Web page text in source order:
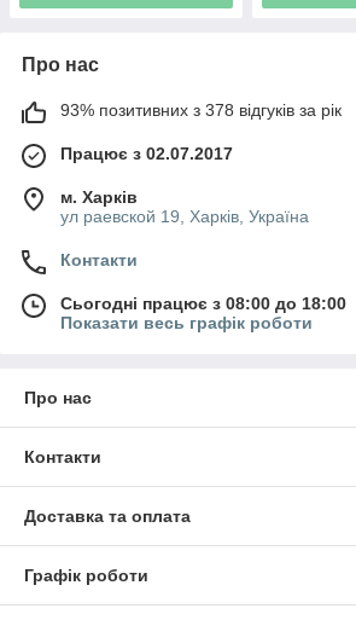
Про нас
93% позитивних з 378 відгуків за рік
Працює з 02.07.2017
м. Харків
ул раевской 19, Харків, Україна
Контакти
Сьогодні працює з 08:00 до 18:00
Показати весь графік роботи
Про нас
Контакти
Доставка та оплата
Графік роботи